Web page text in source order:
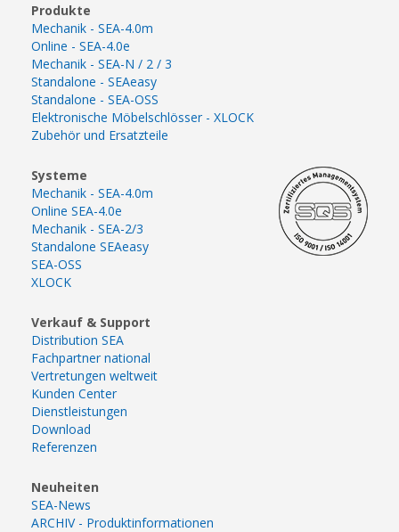
Produkte
Mechanik - SEA-4.0m
Online - SEA-4.0e
Mechanik - SEA-N / 2 / 3
Standalone - SEAeasy
Standalone - SEA-OSS
Elektronische Möbelschlösser - XLOCK
Zubehör und Ersatzteile
Systeme
Mechanik - SEA-4.0m
Online SEA-4.0e
Mechanik - SEA-2/3
Standalone SEAeasy
SEA-OSS
XLOCK
Verkauf & Support
Distribution SEA
Fachpartner national
Vertretungen weltweit
Kunden Center
Dienstleistungen
Download
Referenzen
Neuheiten
SEA-News
ARCHIV - Produktinformationen